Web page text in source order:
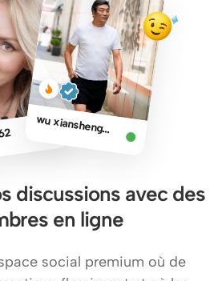
discussions avec des
en ligne
social premium où de
wu xiansheng, 63